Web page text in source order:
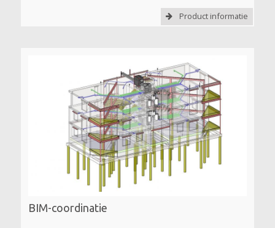
Product informatie
BIM-coordinatie